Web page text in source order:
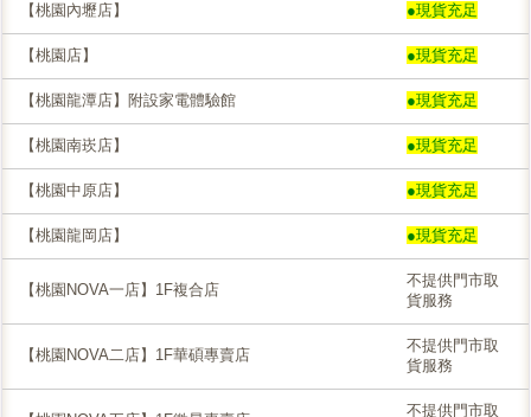
【桃園內壢店】 ●現貨充足
【桃園店】 ●現貨充足
【桃園龍潭店】附設家電體驗館 ●現貨充足
【桃園南崁店】 ●現貨充足
【桃園中原店】 ●現貨充足
【桃園龍岡店】 ●現貨充足
【桃園NOVA一店】1F複合店
不提供門市取
貨服務
【桃園NOVA二店】1F華碩專賣店
不提供門市取
貨服務
不提供門市取